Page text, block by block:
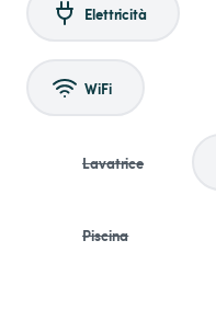
Elettricità
WiFi
Lavatrice
Piscina